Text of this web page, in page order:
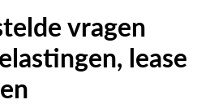
vragen
lease